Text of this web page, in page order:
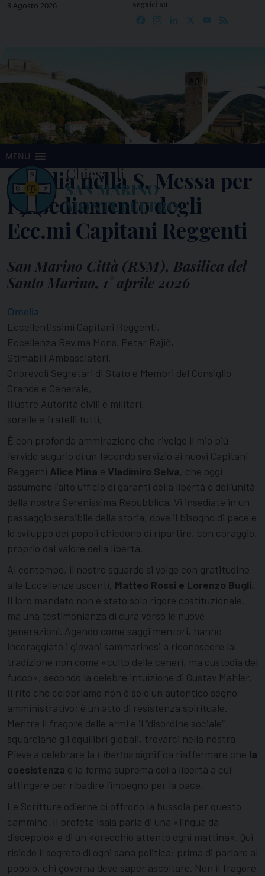
Skip8 Agosto 2026 seguici su
Facebook
Instagram
LinkedIn YouTube
MENU
Omelia nella S. Messa per
l’Insediamento degli
Ecc.mi Capitani Reggenti
San Marino Città (RSM), Basilica del
Santo Marino, 1° aprile 2026
Omelia
Eccellentissimi Capitani Reggenti,
Eccellenza Rev.ma Mons. Petar Rajič,
Stimabili Ambasciatori,
Onorevoli Segretari di Stato e Membri del Consiglio
Grande e Generale,
Illustre Autorità civili e militari,
sorelle e fratelli tutti,
È con profonda ammirazione che rivolgo il mio più
fervido augurio di un fecondo servizio ai nuovi Capitani
Reggenti Alice Mina e Vladimiro Selva, che oggi
assumono l’alto ufficio di garanti della libertà e dell’unità
della nostra Serenissima Repubblica. Vi insediate in un
passaggio sensibile della storia, dove il bisogno di pace e
lo sviluppo dei popoli chiedono di ripartire, con coraggio,
proprio dal valore della libertà.
Al contempo, il nostro sguardo si volge con gratitudine
alle Eccellenze uscenti, Matteo Rossi e Lorenzo Bugli.
Il loro mandato non è stato solo rigore costituzionale,
ma una testimonianza di cura verso le nuove
generazioni. Agendo come saggi mentori, hanno
incoraggiato i giovani sammarinesi a riconoscere la
tradizione non come «culto delle ceneri, ma custodia del
fuoco», secondo la celebre intuizione di Gustav Mahler.
Il rito che celebriamo non è solo un autentico segno
amministrativo; è un atto di resistenza spirituale.
Mentre il fragore delle armi e il “disordine sociale”
squarciano gli equilibri globali, trovarci nella nostra
Pieve a celebrare la Libertas significa riaffermare che la
coesistenza è la forma suprema della libertà a cui
attingere per ribadire l’impegno per la pace.
Le Scritture odierne ci offrono la bussola per questo
cammino. Il profeta Isaìa parla di una «lingua da
discepolo» e di un «orecchio attento ogni mattina». Qui
risiede il segreto di ogni sana politica: prima di parlare al
popolo, chi governa deve saper ascoltare. Non il fragore